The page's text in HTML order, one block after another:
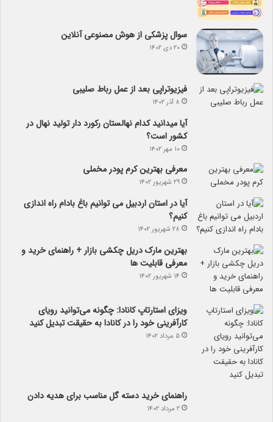
سوال پزشکی از هوش مصنوعی آنلاین
۲۰ دی ۱۴۰۲
فیزیوتراپی بعد از عمل رباط صلیبی
۸ آذر ۱۴۰۲
آیا می­دانید کدام نهالستان رکورد دار تولید نهال­ در
کشور است؟
۱۰ مهر ۱۴۰۲
معرفی بهترین کرم پودر مخملی
۲۹ شهریور ۱۴۰۲
آیا در استان اردبیل می توانیم باغ بادام راه اندازی
کنیم؟
۲۸ شهریور ۱۴۰۲
بهترین مارک دریل چکشی بازار + راهنمای خرید و
معرفی قابلیت ها
۱۴ شهریور ۱۴۰۲
ویزای استارتاپ کانادا: چگونه می‌توانید رویای
کارآفرینی خود را در کانادا به حقیقت تبدیل کنید
۵ مرداد ۱۴۰۲
راهنمای خرید دسته گل مناسب برای هدیه دادن
۲ مرداد ۱۴۰۲